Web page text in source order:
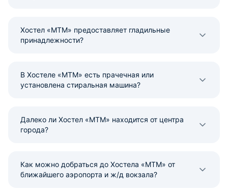
Хостел «MTM» предоставляет гладильные
принадлежности?
В Хостеле «MTM» есть прачечная или
установлена стиральная машина?
Далеко ли Хостел «MTM» находится от центра
города?
Как можно добраться до Хостела «MTM» от
ближайшего аэропорта и ж/д вокзала?